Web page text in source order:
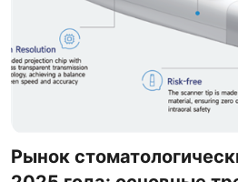
Рынок